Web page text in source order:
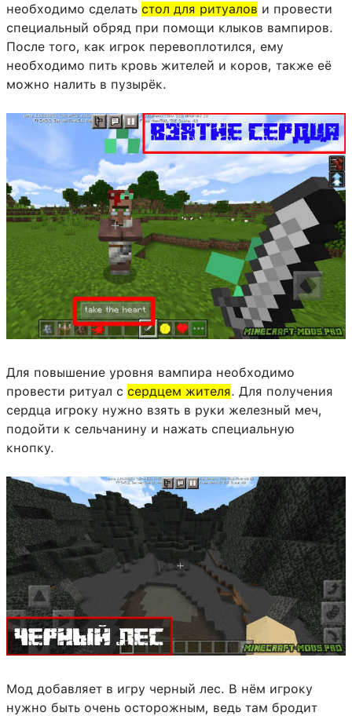
необходимо сделать стол для ритуалов и провести
специальный обряд при помощи клыков вампиров.
После того, как игрок перевоплотился, ему
необходимо пить кровь жителей и коров, также её
можно налить в пузырёк.
Для повышение уровня вампира необходимо
провести ритуал с сердцем жителя. Для получения
сердца игроку нужно взять в руки железный меч,
подойти к сельчанину и нажать специальную
кнопку.
Мод добавляет в игру черный лес. В нём игроку
нужно быть очень осторожным, ведь там бродит